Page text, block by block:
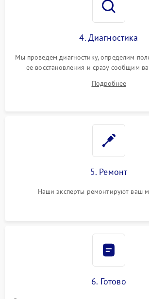
4. Диагностика
Мы проведем диагностику, определим
ее восстановления и сразу сообщим
Подробнее
5. Ремонт
Наши эксперты ремонтируют ваш
6. Готово